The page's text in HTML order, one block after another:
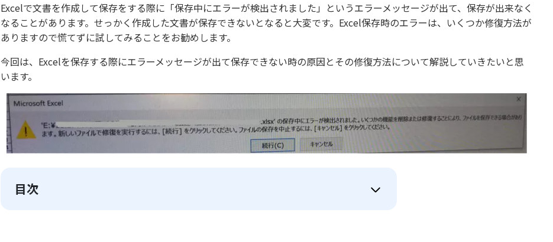
Excelで文書を作成して保存をする際に「保存中にエラーが検出されました」というエラーメッセージが出て、保存が出来なく
なることがあります。せっかく作成した文書が保存できないとなると大変です。Excel保存時のエラーは、いくつか修復方法が
ありますので慌てずに試してみることをお勧めします。
今回は、Excelを保存する際にエラーメッセージが出て保存できない時の原因とその修復方法について解説していきたいと思
います。
目次